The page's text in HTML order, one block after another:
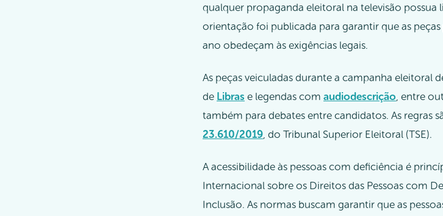
qualquer propaganda eleitoral na televisão possua
orientação foi publicada para garantir que as
ano obedeçam às exigências legais.
As peças veiculadas durante a campanha eleitoral
de Libras e legendas com audiodescrição , entre
também para debates entre candidatos. As regras
23.610/2019 , do Tribunal Superior Eleitoral (TSE).
A acessibilidade às pessoas com deficiência é
Internacional sobre os Direitos das Pessoas com
Inclusão. As normas buscam garantir que as